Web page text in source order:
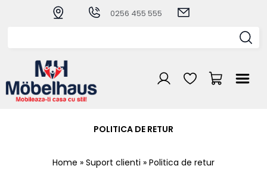
0256 455 555
POLITICA DE RETUR
Home » Suport clienti » Politica de retur